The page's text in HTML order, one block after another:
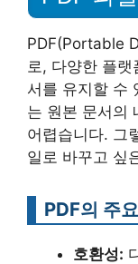
PDF(Portable
로, 다양한 플
서를 유지할 수
는 원본 문서의
어렵습니다. 그
일로 바꾸고 싶
PDF의 주
호환성: